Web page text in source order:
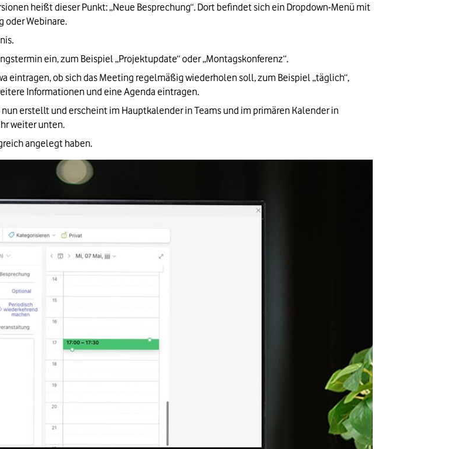
heißt dieser Punkt: „Neue Besprechung“. Dort befindet sich ein Dropdown-Menü mit
oder Webinare.
ein, zum Beispiel „Projektupdate“ oder „Montagskonferenz“.
eintragen, ob sich das Meeting regelmäßig wiederholen soll, zum Beispiel „täglich“,
Informationen und eine Agenda eintragen.
erstellt und erscheint im Hauptkalender in Teams und im primären Kalender in
weiter unten.
angelegt haben.